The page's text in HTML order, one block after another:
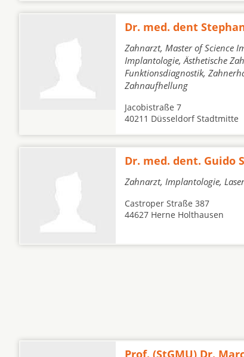
Dr. med. dent
Zahnarzt, Master of Science
Implantologie, Ästhetische
Funktionsdiagnostik,
Zahnaufhellung
Jacobistraße 7
40211 Düsseldorf Stadtmitte
Dr. med. dent. Guido
Zahnarzt, Implantologie,
Castroper Straße 387
44627 Herne Holthausen
Prof. (StGMU) Dr.